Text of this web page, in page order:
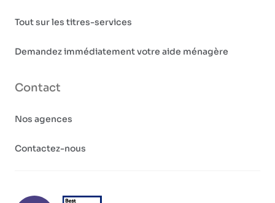
Tout sur les titres-services
Demandez immédiatement votre aide ménagère
Contact
Nos agences
Contactez-nous